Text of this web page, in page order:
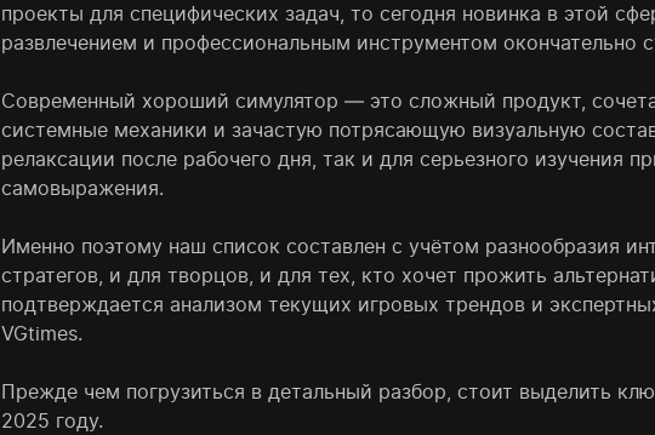
проекты для специфических задач, то сегодня новинка в этой
развлечением и профессиональным инструментом окончательно
Современный хороший симулятор — это сложный продукт,
системные механики и зачастую потрясающую визуальную
релаксации после рабочего дня, так и для серьезного изучения
самовыражения.
Именно поэтому наш список составлен с учётом разнообразия
стратегов, и для творцов, и для тех, кто хочет прожить
подтверждается анализом текущих игровых трендов и
VGtimes.
Прежде чем погрузиться в детальный разбор, стоит выделить
2025 году.